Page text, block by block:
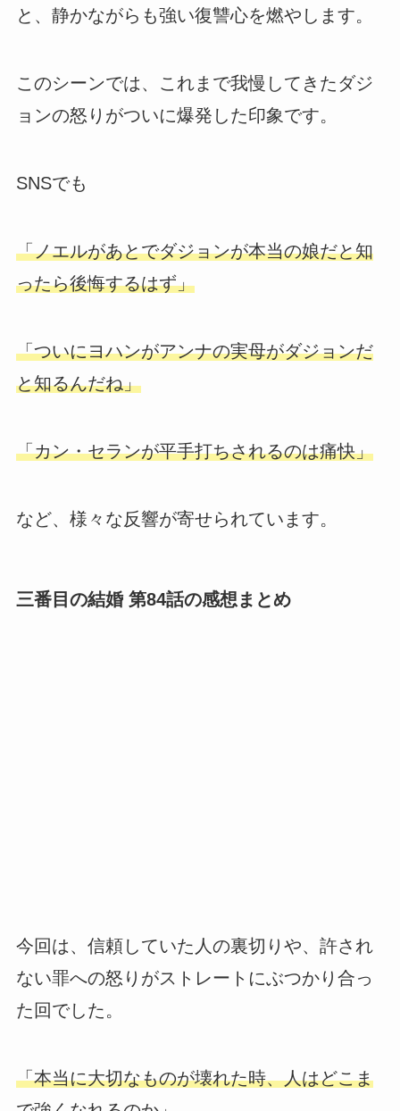
と、静かながらも強い復讐心を燃やします。
このシーンでは、これまで我慢してきたダジ
ョンの怒りがついに爆発した印象です。
SNSでも
「ノエルがあとでダジョンが本当の娘だと知
ったら後悔するはず」
「ついにヨハンがアンナの実母がダジョンだ
と知るんだね」
「カン・セランが平手打ちされるのは痛快」
など、様々な反響が寄せられています。
三番目の結婚 第84話の感想まとめ
今回は、信頼していた人の裏切りや、許され
ない罪への怒りがストレートにぶつかり合っ
た回でした。
「本当に大切なものが壊れた時、人はどこま